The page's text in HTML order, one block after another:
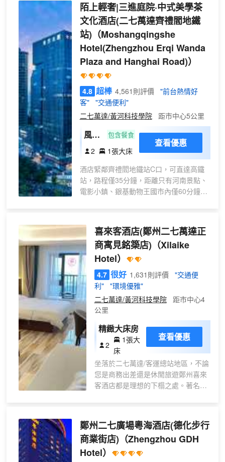
陌上輕奢|三進庭院·中式美學茶
文化酒店(二七萬達齊禮閻地鐵
站) （Moshangqingshe
Hotel(Zhengzhou Erqi Wanda
Plaza and Hanghai Road)）
4.8 超棒 4,561則評價
"前台熱情好
客"
"交通便利"
二七萬達/黃河科技學院
距市中心5公里
風韻
·靜
謐內
景大
床房
丨空
+零
壓床
墊
+深
睡枕
包含餐食
2 1張大床
查看優惠
酒店緊鄰齊禮閻地鐵站C口，可直達高鐵
站，路程僅35分鐘，距離只有河南景點、
電影小鎮、銀基動物王國市內僅60分鐘車
萬達廣場、黃河科技學院，位於東方大廈
底商，附近有丹尼斯百貨、升龍商業廣場
等大型商超；酒店周邊景色優美，濱河公
園、嵩嶽公園舉步可達。
酒店佔地面積5000多平方米，共有4層，
各類客房，還有能容納50人多媒體精品會
議室，4個會議茶館，1個艾灸館；“風品雅
靜頌”多種房型，寬敞舒適，典雅寧靜的房
間，推開房門便歸風雅；中國布草龍頭品
牌“康乃馨”、世界一流床墊品牌“舒達”，帶
給你深度的睡眠體驗；配合私人訂製沐浴
品牌“草堂澗”，智能恒温+5S出水系統，讓
您有一個酣暢淋漓的沐浴感受。
陌上酒店集團旗下：是一家茶文化酒店，
是陌上酒店連鎖集團傾力打造的“茶館＋客
房＋雲商”的新零售酒店，旨在為城市高端
質，以“新禪意、今東方”為人文綱領的設
計理念。以中國傳統八雅文化中的“琴棋書
畫詩酒茶花”中的“茶”文化為主題，以“錢鏐
家訓”為文化核心，與“宋詞婉約派”四大旗
喜來客酒店(鄭州二七萬達正
商寓見銘築店) （Xilaike
Hotel）
4.7 很好 1,631則評價
"交通便
利"
"環境優雅"
二七萬達/黃河科技學院
距市中心4
公里
精緻大床房
2
1張大
床
查看優惠
坐落於二七萬達/客運總站地區，不論
您是商務出差還是休閒旅遊鄭州喜來
客酒店都是理想的下榻之處。著名的
排。
酒店休閒區提供了各類設施，您可以
在這裏舒緩身心壓力。
鄭州二七廣場粵海酒店(德化步行
商業街店) （Zhengzhou GDH
Hotel）